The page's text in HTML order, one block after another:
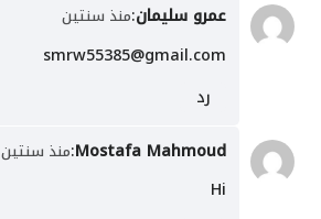
عمرو سليمان:منذ سنتين
smrw55385@gmail.com
رد
Mostafa Mahmoud
:منذ سنتين
Hi